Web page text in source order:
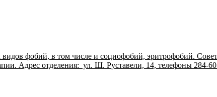
фобий, в том числе и социофобий, эритрофобий.
Адрес отделения: ул. Ш. Руставели, 14, телефоны 284-